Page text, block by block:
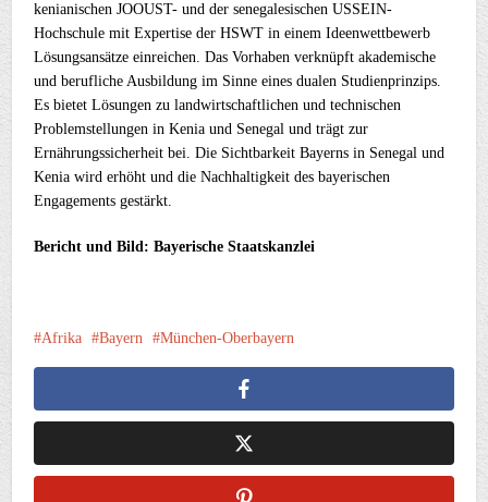
kenianischen JOOUST- und der senegalesischen USSEIN-
Hochschule mit Expertise der HSWT in einem Ideenwettbewerb
Lösungsansätze einreichen. Das Vorhaben verknüpft akademische
und berufliche Ausbildung im Sinne eines dualen Studienprinzips.
Es bietet Lösungen zu landwirtschaftlichen und technischen
Problemstellungen in Kenia und Senegal und trägt zur
Ernährungssicherheit bei. Die Sichtbarkeit Bayerns in Senegal und
Kenia wird erhöht und die Nachhaltigkeit des bayerischen
Engagements gestärkt.
Bericht und Bild: Bayerische Staatskanzlei
Afrika Bayern München-Oberbayern